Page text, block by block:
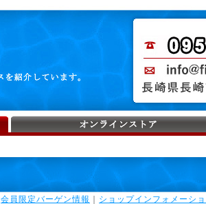
会員限定バーゲン情報 ｜ ショップインフォメーシ